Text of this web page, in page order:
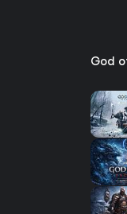
God